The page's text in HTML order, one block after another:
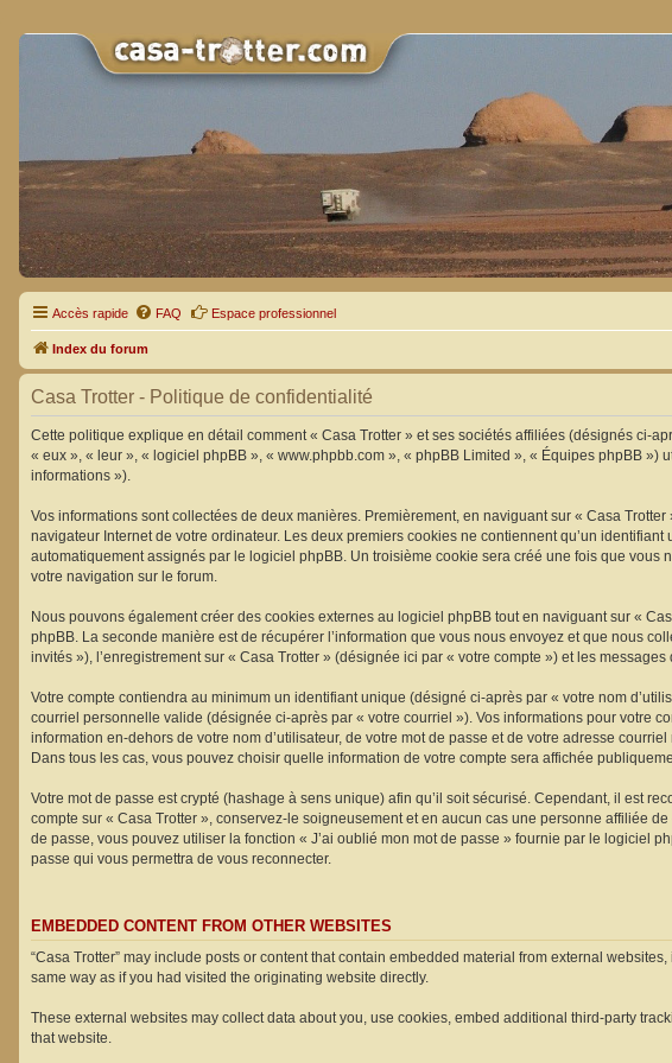
Accès rapide FAQ Espace professionnel
Index du forum
Casa Trotter - Politique de confidentialité
Cette politique explique en détail comment « Casa Trotter » et ses sociétés affiliées (désignés ci-
« eux », « leur », « logiciel phpBB », « www.phpbb.com », « phpBB Limited », « Équipes phpBB
informations »).
Vos informations sont collectées de deux manières. Premièrement, en naviguant sur « Casa
navigateur Internet de votre ordinateur. Les deux premiers cookies ne contiennent qu’un
automatiquement assignés par le logiciel phpBB. Un troisième cookie sera créé une fois que
votre navigation sur le forum.
Nous pouvons également créer des cookies externes au logiciel phpBB tout en naviguant sur «
phpBB. La seconde manière est de récupérer l’information que vous nous envoyez et que nous
invités »), l’enregistrement sur « Casa Trotter » (désignée ici par « votre compte ») et les
Votre compte contiendra au minimum un identifiant unique (désigné ci-après par « votre nom
courriel personnelle valide (désignée ci-après par « votre courriel »). Vos informations pour votre
information en-dehors de votre nom d’utilisateur, de votre mot de passe et de votre adresse
Dans tous les cas, vous pouvez choisir quelle information de votre compte sera affichée
Votre mot de passe est crypté (hashage à sens unique) afin qu’il soit sécurisé. Cependant, il est
compte sur « Casa Trotter », conservez-le soigneusement et en aucun cas une personne affiliée
de passe, vous pouvez utiliser la fonction « J’ai oublié mon mot de passe » fournie par le logiciel
passe qui vous permettra de vous reconnecter.
EMBEDDED CONTENT FROM OTHER WEBSITES
“Casa Trotter” may include posts or content that contain embedded material from external
same way as if you had visited the originating website directly.
These external websites may collect data about you, use cookies, embed additional third-party
that website.